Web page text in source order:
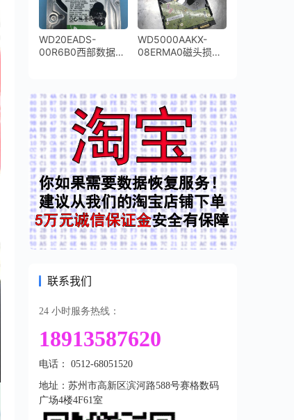
WD20EADS-
00R6B0西部数据
WD5000AAKX-
08ERMA0磁头损坏
联系我们
24 小时服务热线：
18913587620
电话： 0512-68051520
地址：苏州市高新区滨河路588号赛格数码
广场4楼4F61室